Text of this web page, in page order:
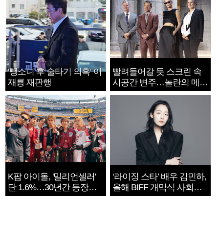
‘뺑소니 후 술타기 의혹’ 이
재룡 재판행
빨려들어갈 듯 스크린 속
시공간 변주…놀란의 메시
지는 ‘전쟁 속죄’
K팝 아이돌, '밀리언셀러'
단 1.6%…30년간 등장
1182개팀 전수조사
‘라이징 스타’ 배우 김민하,
올해 BIFF 개막식 사회자
확정